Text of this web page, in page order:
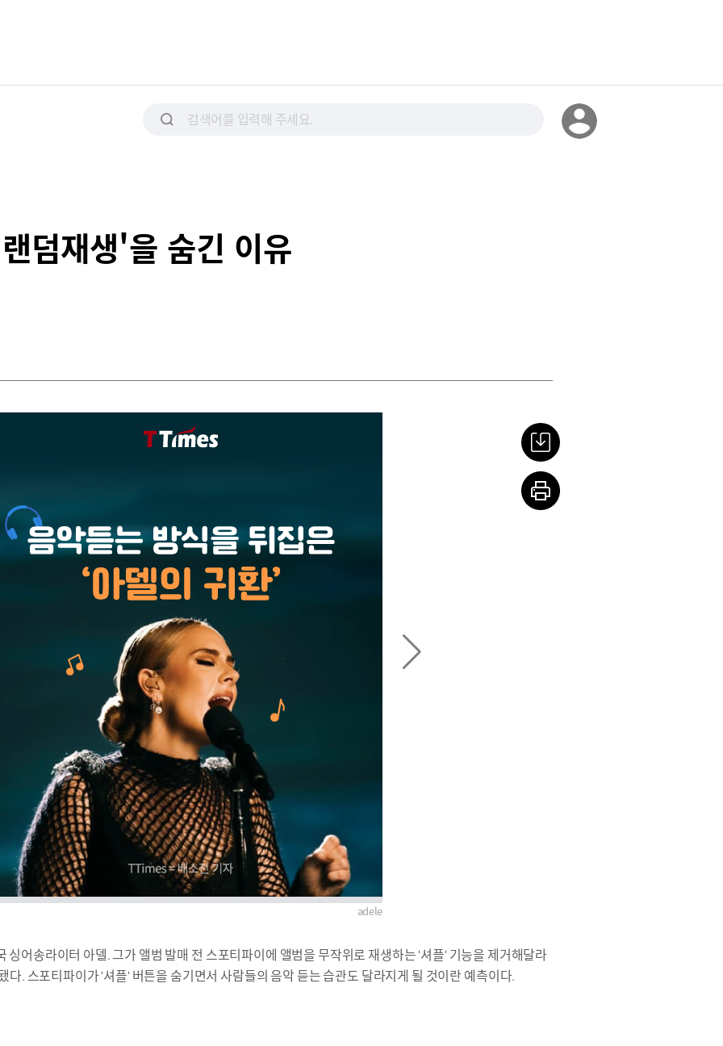
adele
덤재생'을 숨긴 이유
싱어송라이터 아델. 그가 앨범 발매 전 스포티파이에 앨범을 무작위로 재생하는 '셔플' 기능을 제거해달라
다. 스포티파이가 '셔플' 버튼을 숨기면서 사람들의 음악 듣는 습관도 달라지게 될 것이란 예측이다.